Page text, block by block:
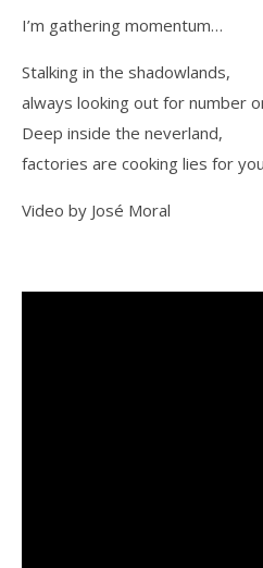
I’m gathering momentum…
Stalking in the shadowlands,
always looking out for number
Deep inside the neverland,
factories are cooking lies for
Video by José Moral